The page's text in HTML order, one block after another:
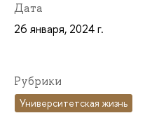
Дата
26 января, 2024 г.
Рубрики
Университетская жизнь